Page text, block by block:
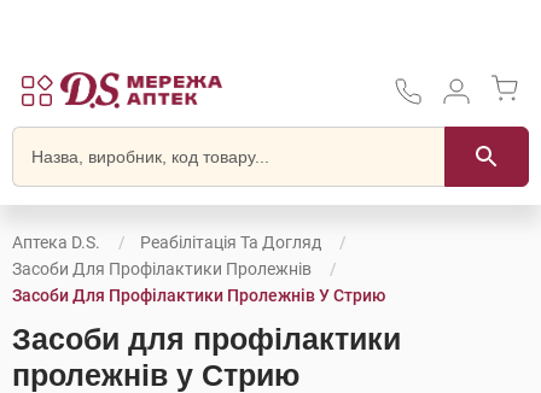
Аптека D.S.
Реабілітація Та Догляд
Засоби Для Профілактики Пролежнів
Засоби Для Профілактики Пролежнів У Стрию
Засоби для профілактики
пролежнів у Стрию